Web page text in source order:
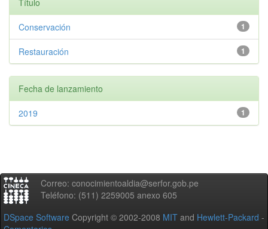
Título
1
Conservación
1
Restauración
Fecha de lanzamiento
1
2019
Correo: conocimientoaldia@serfor.gob.pe
Teléfono: (511) 2259005 anexo 605
DSpace Software Copyright © 2002-2008 MIT and Hewlett-Packard -